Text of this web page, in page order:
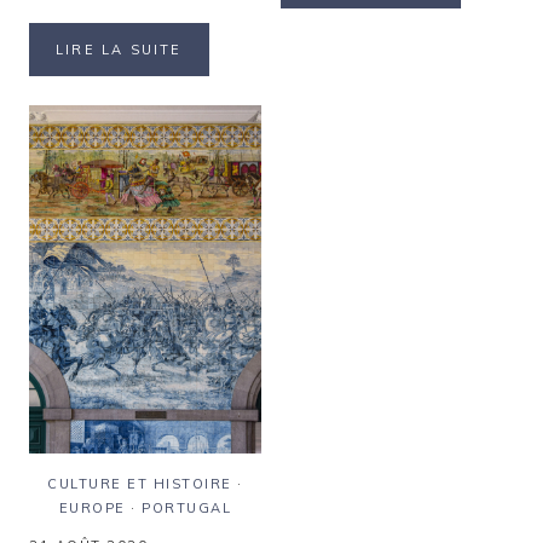
LIRE LA SUITE
GUIDE
PRATIQUE
D’UNE
EXCURSION
À
SINTRA
CULTURE ET HISTOIRE ·
EUROPE · PORTUGAL